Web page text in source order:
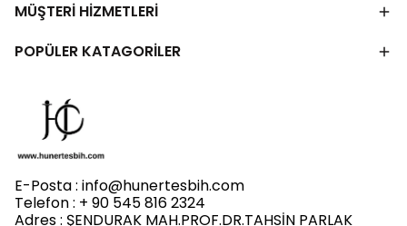
MÜŞTERİ HİZMETLERİ
POPÜLER KATAGORİLER
E-Posta : info@hunertesbih.com
Telefon : + 90 545 816 2324
Adres : ŞENDURAK MAH.PROF.DR.TAHSİN PARLAK